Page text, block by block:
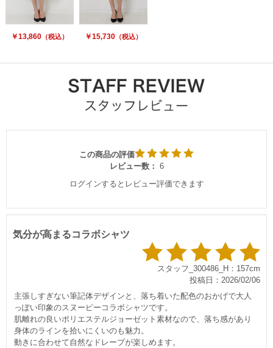
￥13,860（税込） ￥15,730（税込）
この商品の評価
レビュー数： 6
ログインするとレビュー評価できます
気分が高まるコラボシャツ
スタッフ_300486_H：157cm
投稿日：2026/02/06
主張しすぎない筆記体デザインと、落ち着いた配色のおかげで大人
っぽい印象のスヌーピーコラボシャツです。
肌離れの良いポリエステルジョーゼット素材なので、落ち感があり
身体のラインを拾いにくいのも魅力。
動きに合わせて自然なドレープが楽しめます。